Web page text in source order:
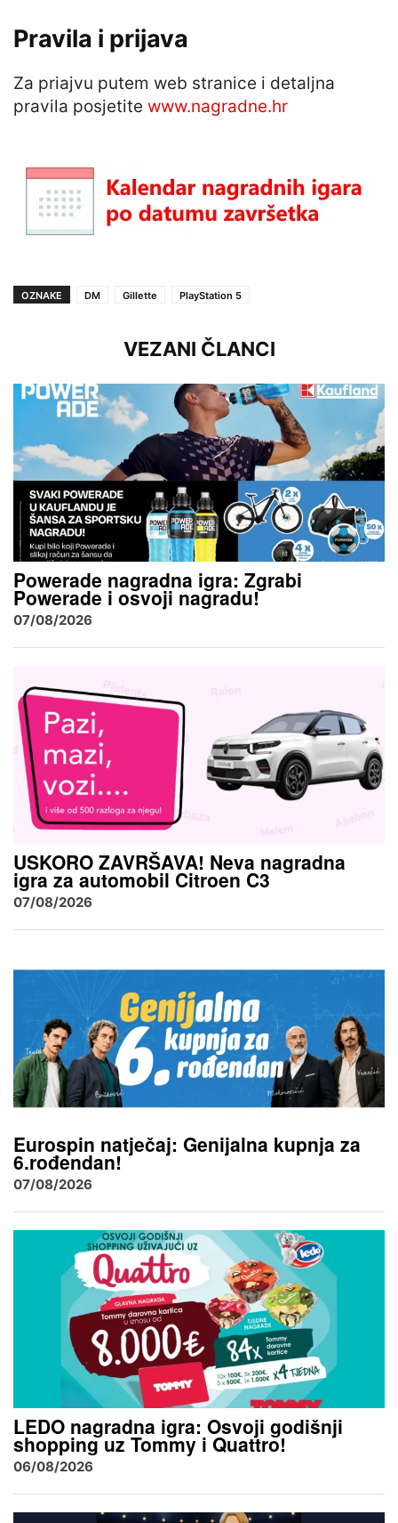
Pravila i prijava
Za priajvu putem web stranice i detaljna
pravila posjetite www.nagradne.hr
OZNAKE DM Gillette PlayStation 5
VEZANI ČLANCI
Powerade nagradna igra: Zgrabi
Powerade i osvoji nagradu!
07/08/2026
USKORO ZAVRŠAVA! Neva nagradna
igra za automobil Citroen C3
07/08/2026
Eurospin natječaj: Genijalna kupnja za
6.rođendan!
07/08/2026
LEDO nagradna igra: Osvoji godišnji
shopping uz Tommy i Quattro!
06/08/2026